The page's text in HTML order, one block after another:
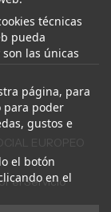
técnicas
pueda
las únicas
página, para
para poder
gustos e
el botón
en el
EUROPEO
el Servicio